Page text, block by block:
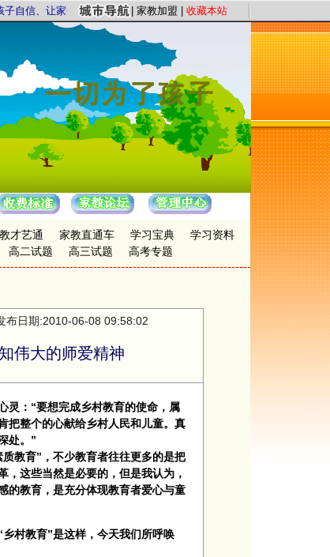
、让家长放心”为服务宗旨，以“证件认证、星级评定”保证教员质量
家教加盟 收藏本站
才艺通 家教直通车 学习宝典
学习资料
高二试题 高三试题 高考专题
日期:2010-06-08 09:58:02
伟大的师爱精神
灵：“要想完成乡村教育的使命，属
把整个的心献给乡村人民和儿童。真
处。”
教育”，不少教育者往往更多的是把
，这些当然是必要的，但是我认为，
的教育，是充分体现教育者爱心与童
村教育”是这样，今天我们所呼唤